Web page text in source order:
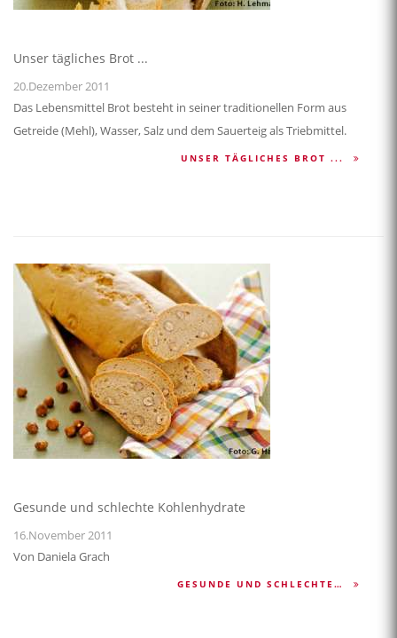
Unser tägliches Brot ...
20.Dezember 2011
Das Lebensmittel Brot besteht in seiner traditionellen Form aus
Getreide (Mehl), Wasser, Salz und dem Sauerteig als Triebmittel.
UNSER TÄGLICHES BROT ...
Gesunde und schlechte Kohlenhydrate
16.November 2011
Von Daniela Grach
GESUNDE UND SCHLECHTE…